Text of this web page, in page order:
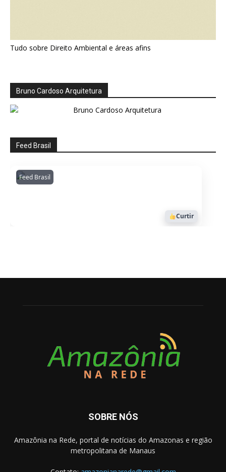
Tudo sobre Direito Ambiental e áreas afins
Bruno Cardoso Arquitetura
Feed Brasil
Feed BrasilAmazonianarede
1053
Curtir
SOBRE NÓS
Amazônia na Rede, portal de notícias do Amazonas e região
metropolitana de Manaus